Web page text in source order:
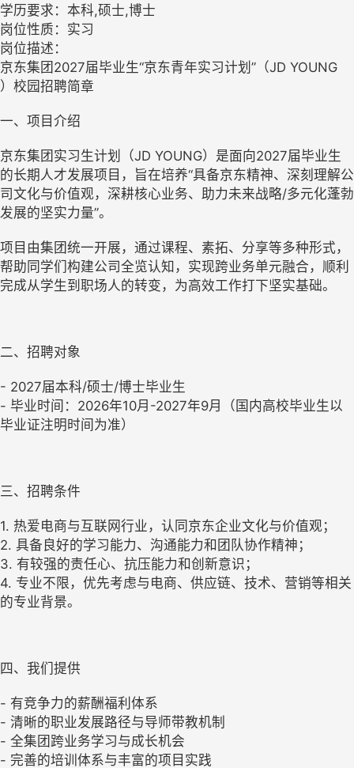
学历要求：本科,硕士,博士
岗位性质：实习
岗位描述：
京东集团2027届毕业生“京东青年实习计划”（JD YOUNG
）校园招聘简章
一、项目介绍
京东集团实习生计划（JD YOUNG）是面向2027届毕业生
的长期人才发展项目，旨在培养“具备京东精神、深刻理解公
司文化与价值观，深耕核心业务、助力未来战略/多元化蓬勃
发展的坚实力量”。
项目由集团统一开展，通过课程、素拓、分享等多种形式，
帮助同学们构建公司全览认知，实现跨业务单元融合，顺利
完成从学生到职场人的转变，为高效工作打下坚实基础。
二、招聘对象
- 2027届本科/硕士/博士毕业生
- 毕业时间：2026年10月-2027年9月（国内高校毕业生以
毕业证注明时间为准）
三、招聘条件
1. 热爱电商与互联网行业，认同京东企业文化与价值观；
2. 具备良好的学习能力、沟通能力和团队协作精神；
3. 有较强的责任心、抗压能力和创新意识；
4. 专业不限，优先考虑与电商、供应链、技术、营销等相关
的专业背景。
四、我们提供
- 有竞争力的薪酬福利体系
- 清晰的职业发展路径与导师带教机制
- 全集团跨业务学习与成长机会
- 完善的培训体系与丰富的项目实践